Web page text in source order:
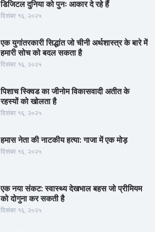
डिजिटल दुनिया को पुनः आकार दे रहे हैं
दिसंबर १६, २०२५
एक युगांतरकारी सिद्धांत जो चीनी अर्थशास्त्र के बारे में
हमारी सोच को बदल सकता है
दिसंबर १६, २०२५
पिशाच स्क्विड का जीनोम विकासवादी अतीत के
रहस्यों को खोलता है
दिसंबर १६, २०२५
हमास नेता की नाटकीय हत्या: गाजा में एक मोड़
दिसंबर १६, २०२५
एक नया संकट: स्वास्थ्य देखभाल बहस जो प्रीमियम
को दोगुना कर सकती है
दिसंबर १६, २०२५